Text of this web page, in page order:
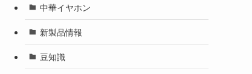
中華イヤホン
新製品情報
豆知識